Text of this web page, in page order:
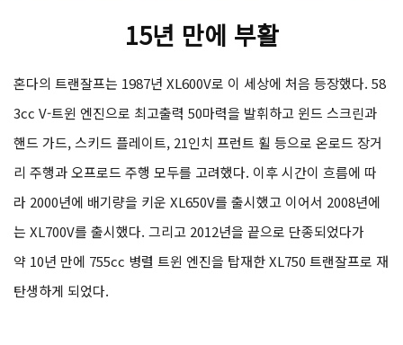
15년 만에 부활
혼다의 트랜잘프는 1987년 XL600V로 이 세상에 처음 등장했다. 58
3cc V-트윈 엔진으로 최고출력 50마력을 발휘하고 윈드 스크린과
핸드 가드, 스키드 플레이트, 21인치 프런트 휠 등으로 온로드 장거
리 주행과 오프로드 주행 모두를 고려했다. 이후 시간이 흐름에 따
라 2000년에 배기량을 키운 XL650V를 출시했고 이어서 2008년에
는 XL700V를 출시했다. 그리고 2012년을 끝으로 단종되었다가
약 10년 만에 755cc 병렬 트윈 엔진을 탑재한 XL750 트랜잘프로 재
탄생하게 되었다.